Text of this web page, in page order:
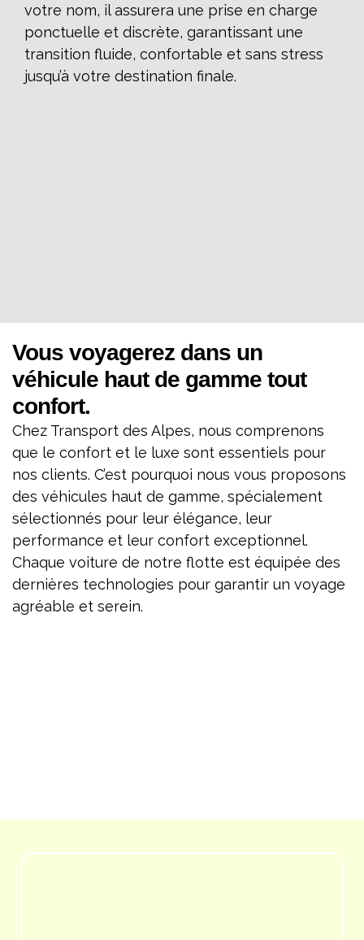
votre nom, il assurera une prise en charge
ponctuelle et discrète, garantissant une
transition fluide, confortable et sans stress
jusqu’à votre destination finale.
Vous voyagerez dans un
véhicule haut de gamme tout
confort.
Chez Transport des Alpes, nous comprenons
que le confort et le luxe sont essentiels pour
nos clients. C’est pourquoi nous vous proposons
des véhicules haut de gamme, spécialement
sélectionnés pour leur élégance, leur
performance et leur confort exceptionnel.
Chaque voiture de notre flotte est équipée des
dernières technologies pour garantir un voyage
agréable et serein.